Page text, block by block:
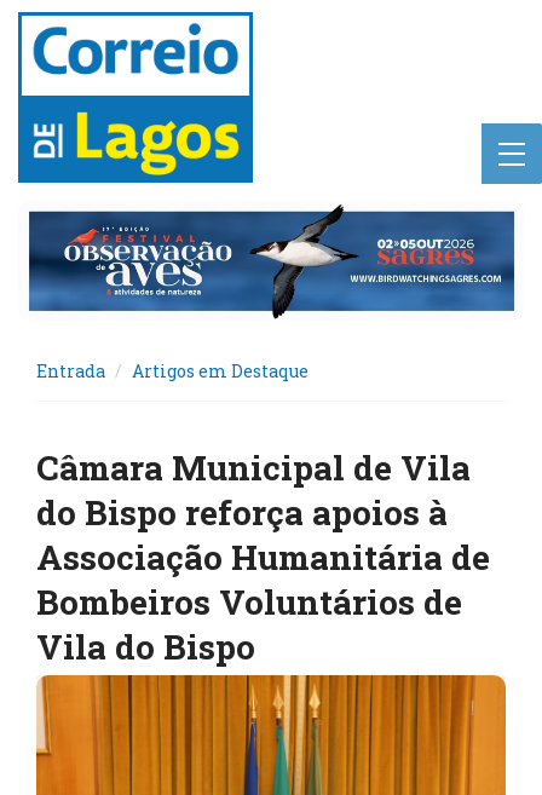
Entrada Artigos em Destaque
Câmara Municipal de Vila
do Bispo reforça apoios à
Associação Humanitária de
Bombeiros Voluntários de
Vila do Bispo